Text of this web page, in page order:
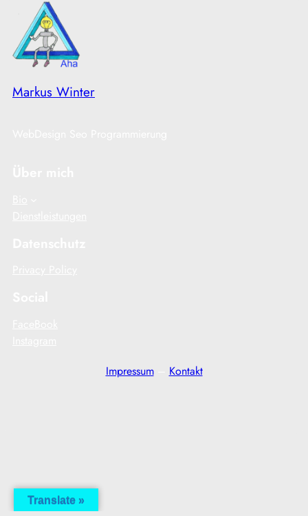
Markus Winter
Impressum– Kontakt
Translate »